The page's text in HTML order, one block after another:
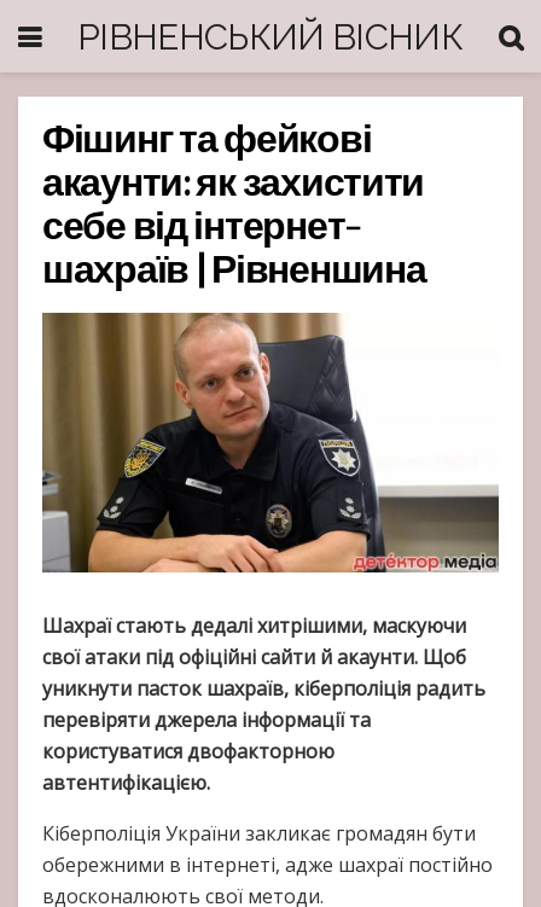
РІВНЕНСЬКИЙ ВІСНИК
Фішинг та фейкові
акаунти: як захистити
себе від інтернет-
шахраїв | Рівненшина
Шахраї стають дедалі хитрішими, маскуючи
свої атаки під офіційні сайти й акаунти. Щоб
уникнути пасток шахраїв, кіберполіція радить
перевіряти джерела інформації та
користуватися двофакторною
автентифікацією.
Кіберполіція України закликає громадян бути
обережними в інтернеті, адже шахраї постійно
вдосконалюють свої методи.